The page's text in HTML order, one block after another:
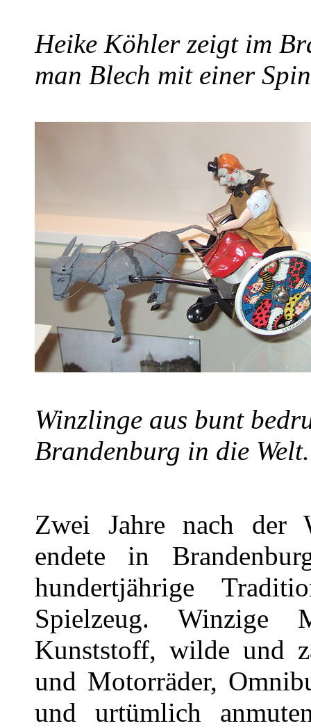
Heike Köhler zeigt im
man Blech mit einer
Winzlinge aus bunt
Brandenburg in die
Zwei Jahre nach der
endete in
hundertjährige
Spielzeug. Winzige
Kunststoff, wilde und
und Motorräder,
und urtümlich